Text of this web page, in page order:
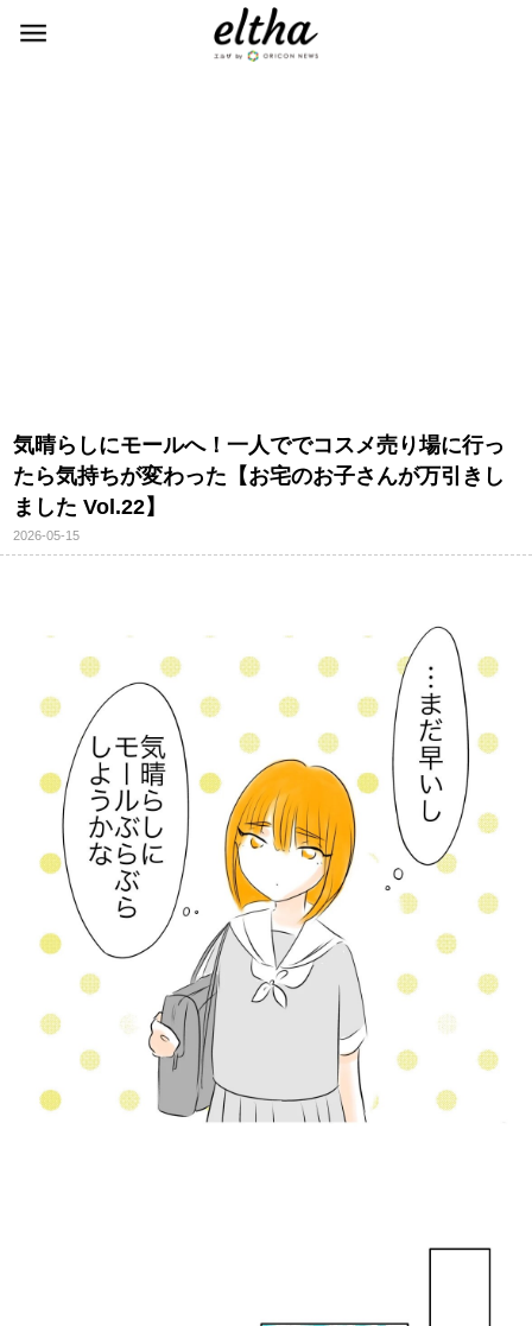
気晴らしにモールへ！一人ででコスメ売り場に行っ
たら気持ちが変わった【お宅のお子さんが万引きし
ました Vol.22】
2026-05-15